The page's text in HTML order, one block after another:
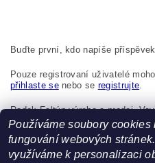
Buďte první, kdo napíše
Pouze registrovaní uživatelé
přihlaste senebo se registrujte.
Radek Foltýn výroba a prodej,
Česká republika,
Používáme soubory
fungování webových
využíváme k personalizaci